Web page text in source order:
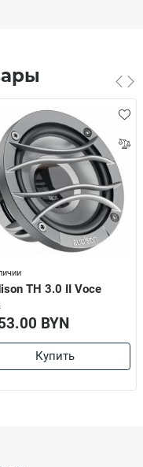
TH 3.0 II Voce
BYN
Купить